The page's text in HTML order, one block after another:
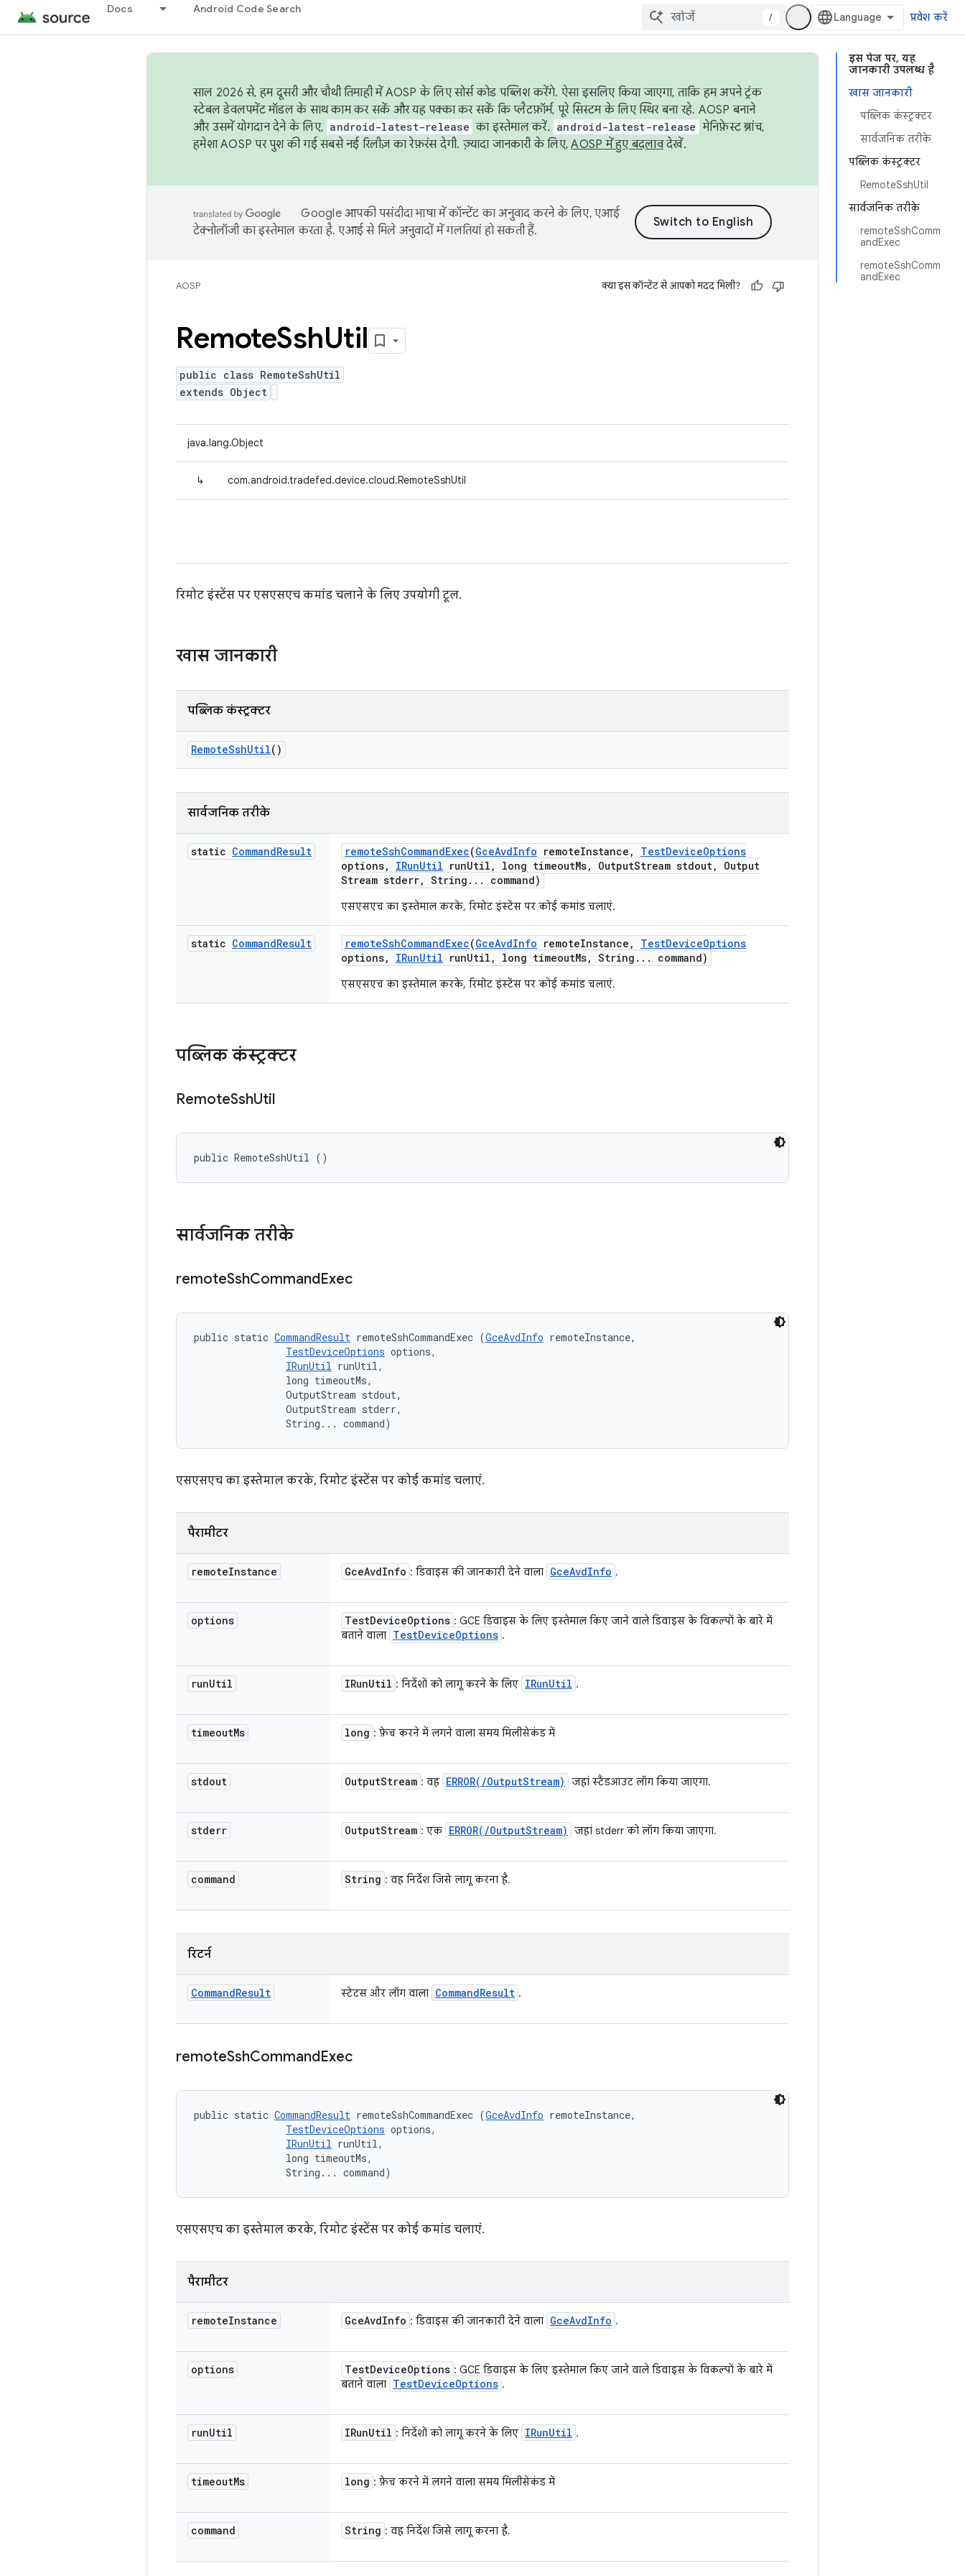
Docs Android Code Search
/ प्रवेश करें
इस पेज पर, यह
जानकारी उपलब्ध है
खास जानकारी
पब्लिक कंस्ट्रक्टर
सार्वजनिक तरीके
पब्लिक कंस्ट्रक्टर
RemoteSshUtil
सार्वजनिक तरीके
remoteSshComm
andExec
remoteSshComm
andExec
साल 2026 से, हम दूसरी और चौथी तिमाही में AOSP के लिए सोर्स कोड पब्लिश करेंगे. ऐसा इसलिए किया जाएगा, ताकि हम अपने ट्रंक
स्टेबल डेवलपमेंट मॉडल के साथ काम कर सकें और यह पक्का कर सकें कि प्लैटफ़ॉर्म, पूरे सिस्टम के लिए स्थिर बना रहे. AOSP बनाने
और उसमें योगदान देने के लिए, android-latest-release का इस्तेमाल करें. android-latest-release मेनिफ़ेस्ट ब्रांच,
हमेशा AOSP पर पुश की गई सबसे नई रिलीज़ का रेफ़रंस देगी. ज़्यादा जानकारी के लिए,AOSP में हुए बदलावदेखें.
Google आपकी पसंदीदा भाषा में कॉन्टेंट का अनुवाद करने के लिए, एआई
टेक्नोलॉजी का इस्तेमाल करता है. एआई से मिले अनुवादों में गलतियां हो सकती हैं.
AOSP क्या इस कॉन्टेंट से आपको मदद मिली?
RemoteSshUtil
public class RemoteSshUtil
extends Object
java.lang.Object
↳ com.android.tradefed.device.cloud.RemoteSshUtil
रिमोट इंस्टेंस पर एसएसएच कमांड चलाने के लिए उपयोगी टूल.
खास जानकारी
पब्लिक कंस्ट्रक्टर
RemoteSshUtil()
सार्वजनिक तरीके
static CommandResult remoteSshCommandExec(GceAvdInfo remoteInstance , TestDeviceOptions
options, IRunUtil runUtil , long timeoutMs, OutputStream stdout,
Output
Stream stderr, String . . . command)
एसएसएच का इस्तेमाल करके, रिमोट इंस्टेंस पर कोई कमांड चलाएं.
static CommandResult remoteSshCommandExec(GceAvdInfo remoteInstance , TestDeviceOptions
options, IRunUtil runUtil , long timeoutMs, String . . . command)
एसएसएच का इस्तेमाल करके, रिमोट इंस्टेंस पर कोई कमांड चलाएं.
पब्लिक कंस्ट्रक्टर
RemoteSshUtil
public RemoteSshUtil ()
सार्वजनिक तरीके
remoteSshCommandExec
public static CommandResult remoteSshCommandExec (GceAvdInfo remoteInstance,
TestDeviceOptions options,
IRunUtil runUtil,
                long timeoutMs,
                OutputStream stdout,
                OutputStream stderr,
                String... command)
एसएसएच का इस्तेमाल करके, रिमोट इंस्टेंस पर कोई कमांड चलाएं.
पैरामीटर
remoteInstance GceAvdInfo : डिवाइस की जानकारी देने वाला GceAvdInfo .
options TestDeviceOptions : GCE डिवाइस के लिए इस्तेमाल किए जाने वाले डिवाइस के विकल्पों के बारे में
बताने वाला TestDeviceOptions .
runUtil IRunUtil : निर्देशों को लागू करने के लिए IRunUtil .
timeoutMs long : फ़ेच करने में लगने वाला समय मिलीसेकंड में
stdout OutputStream : वह ERROR( /OutputStream) जहां स्टैंडआउट लॉग किया जाएगा.
stderr OutputStream : एक ERROR( /OutputStream) जहां stderr को लॉग किया जाएगा.
command String : वह निर्देश जिसे लागू करना है.
रिटर्न
CommandResult स्टेटस और लॉग वाला CommandResult .
remoteSshCommandExec
public static CommandResult remoteSshCommandExec (GceAvdInfo remoteInstance,
TestDeviceOptions options,
IRunUtil runUtil,
                long timeoutMs,
                String... command)
एसएसएच का इस्तेमाल करके, रिमोट इंस्टेंस पर कोई कमांड चलाएं.
पैरामीटर
remoteInstance GceAvdInfo : डिवाइस की जानकारी देने वाला GceAvdInfo .
options TestDeviceOptions : GCE डिवाइस के लिए इस्तेमाल किए जाने वाले डिवाइस के विकल्पों के बारे में
बताने वाला TestDeviceOptions .
runUtil IRunUtil : निर्देशों को लागू करने के लिए IRunUtil .
timeoutMs long : फ़ेच करने में लगने वाला समय मिलीसेकंड में
command String : वह निर्देश जिसे लागू करना है.